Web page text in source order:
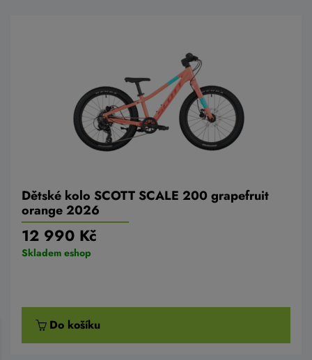
Dětské kolo SCOTT SCALE 200 grapefruit
orange 2026
12 990 Kč
Skladem eshop
Do košíku